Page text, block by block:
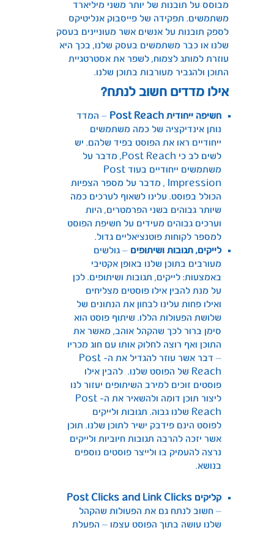
מבוסס על תובנות של יותר משני מיליארד
משתמשים. תפקידה של פייסבוק אנליטיקס
לספק תובנות על אנשים אשר מעוניינים בעסק
שלנו או כבר משתמשים בעסק שלנו, בכך היא
עוזרת למותג לצמוח, לשפר את אסטרטגיית
התוכן ולהגביר מעורבות בתוכן שלנו.
אילו מדדים חשוב לנתח?
חשיפה ייחודית Post Reach – המדד
נותן אינדיקציה של כמה משתמשים
ייחודיים ראו את הפוסט בפיד שלהם. יש
לשים לב כי Post Reach, מדבר על
משתמשים ייחודיים בעוד Post
Impression , מדבר על מספר הצפיות
הכולל בפוסט. עלינו לשאוף לערכים כמה
שיותר גבוהים בשני הפרמטרים, היות
וערכים גבוהים מעידים על חשיפת הפוסט
למספר לקוחות פוטנציאליים גדול.
לייקים, תגובות ושיתופים – גולשים
מעורבים בתוכן שלנו באופן אקטיבי
באמצעות: לייקים, תגובות ושיתופים. לכן
על מנת להבין אילו פוסטים מצליחים
ואילו פחות עלינו לבחון את הנתונים של
שלושת הפעולות הללו. שיתוף פוסט הוא
סימן ברור לכך שהקהל אוהב, מאשר את
התוכן ואף רוצה לחלוק אותו עם חוג מכריו
– דבר אשר עוזר להגדיל את ה- Post
Reach של הפוסט שלנו. להבין אילו
פוסטים זוכים למירב השיתופים יעזור לנו
ליצור תוכן דומה ולהשאיר את ה- Post
Reach שלנו גבוה. תגובות ולייקים
לפוסט הינם פידבק ישיר לתוכן שלנו. תוכן
אשר יזכה להרבה תגובות חיוביות ולייקים
נרצה להעמיק בו ולייצר פוסטים נוספים
בנושא.
קליקים Post Clicks and Link Clicks
– חשוב לנתח גם את הפעולות שהקהל
שלנו עושה בתוך הפוסט עצמו – הפעלת